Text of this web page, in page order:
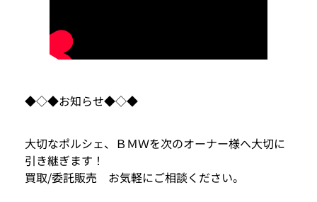
◆◇◆お知らせ◆◇◆
大切なポルシェ、ＢＭＷを次のオーナー様へ大切に
引き継ぎます！
買取/委託販売 お気軽にご相談ください。